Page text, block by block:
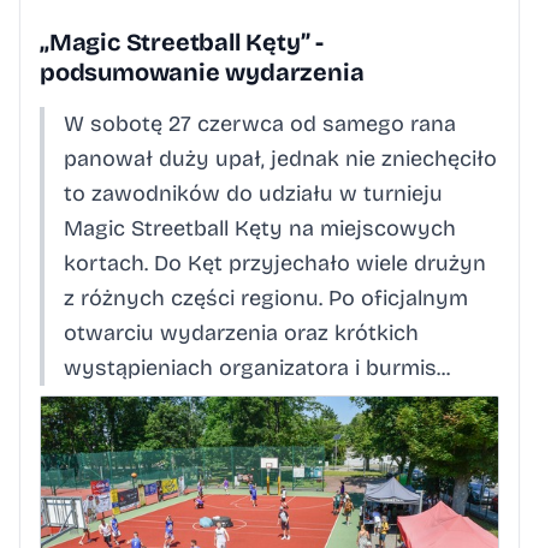
„Magic Streetball Kęty” -
podsumowanie wydarzenia
W sobotę 27 czerwca od samego rana
panował duży upał, jednak nie zniechęciło
to zawodników do udziału w turnieju
Magic Streetball Kęty na miejscowych
kortach. Do Kęt przyjechało wiele drużyn
z różnych części regionu. Po oficjalnym
otwarciu wydarzenia oraz krótkich
wystąpieniach organizatora i burmis...